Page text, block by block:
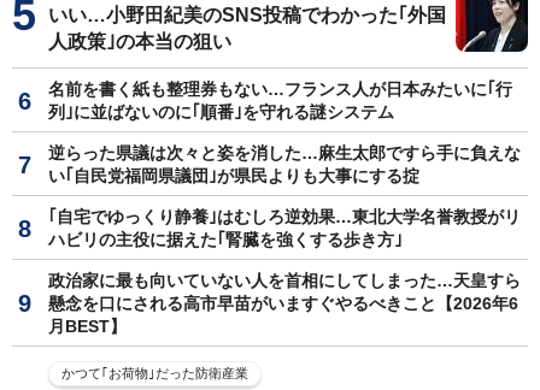
いい…小野田紀美のSNS投稿でわかった｢外国
人政策｣の本当の狙い
名前を書く紙も整理券もない…フランス人が日本みたいに｢行
列｣に並ばないのに｢順番｣を守れる謎システム
逆らった県議は次々と姿を消した…麻生太郎ですら手に負えな
い｢自民党福岡県議団｣が県民よりも大事にする掟
｢自宅でゆっくり静養｣はむしろ逆効果…東北大学名誉教授がリ
ハビリの主役に据えた｢腎臓を強くする歩き方｣
政治家に最も向いていない人を首相にしてしまった…天皇すら
懸念を口にされる高市早苗がいますぐやるべきこと【2026年6
月BEST】
かつて｢お荷物｣だった防衛産業